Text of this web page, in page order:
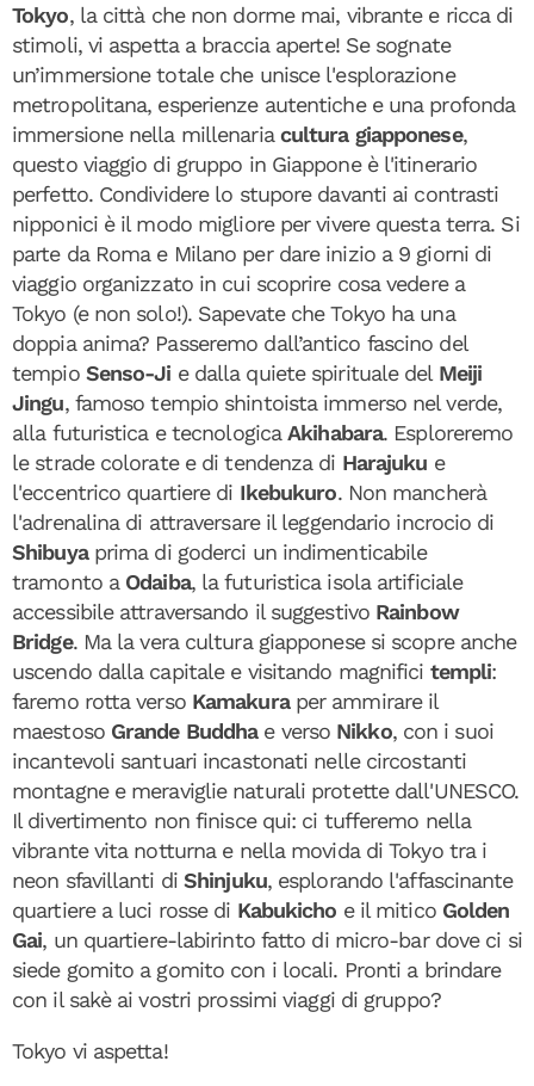
Tokyo, la città che non dorme mai, vibrante e ricca di
stimoli, vi aspetta a braccia aperte! Se sognate
un’immersione totale che unisce l'esplorazione
metropolitana, esperienze autentiche e una profonda
immersione nella millenaria cultura giapponese,
questo viaggio di gruppo in Giappone è l'itinerario
perfetto. Condividere lo stupore davanti ai contrasti
nipponici è il modo migliore per vivere questa terra. Si
parte da Roma e Milano per dare inizio a 9 giorni di
viaggio organizzato in cui scoprire cosa vedere a
Tokyo (e non solo!). Sapevate che Tokyo ha una
doppia anima? Passeremo dall’antico fascino del
tempio Senso-Ji e dalla quiete spirituale del Meiji
Jingu, famoso tempio shintoista immerso nel verde,
alla futuristica e tecnologicaAkihabara. Esploreremo
le strade colorate e di tendenza di Harajuku e
l'eccentrico quartiere di Ikebukuro. Non mancherà
l'adrenalina di attraversare il leggendario incrocio di
Shibuya prima di goderci un indimenticabile
tramonto a Odaiba, la futuristica isola artificiale
accessibile attraversando il suggestivo Rainbow
Bridge. Ma la vera cultura giapponese si scopre anche
uscendo dalla capitale e visitando magnifici templi:
faremo rotta verso Kamakura per ammirare il
maestoso Grande Buddhae verso Nikko, con i suoi
incantevoli santuari incastonati nelle circostanti
montagne e meraviglie naturali protette dall'UNESCO.
Il divertimento non finisce qui: ci tufferemo nella
vibrante vita notturna e nella movida di Tokyo tra i
neon sfavillanti di Shinjuku, esplorando l'affascinante
quartiere a luci rosse di Kabukicho e il mitico Golden
Gai, un quartiere-labirinto fatto di micro-bar dove ci si
siede gomito a gomito con i locali. Pronti a brindare
con il sakè ai vostri prossimi viaggi di gruppo?
Tokyo vi aspetta!